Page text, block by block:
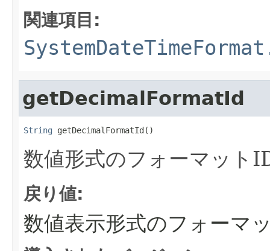
関連項目:
getDecimalFormatId
String getDecimalFormatId()
数値形式のフォーマット
戻り値:
数値表示形式のフォーマ